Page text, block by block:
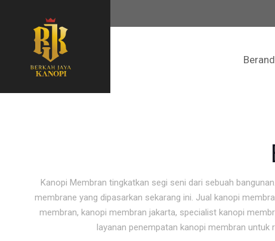
Kanopi Membran tingkatkan segi seni dari sebuah
membrane yang dipasarkan sekarang ini. Jual kanopi
membran, kanopi membran jakarta, specialist kanopi
layanan penempatan kanopi membran